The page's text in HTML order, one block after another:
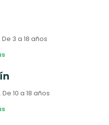
De 3 a 18 años
De 10 a 18 años